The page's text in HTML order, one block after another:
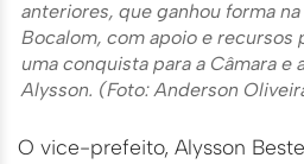
anteriores, que ganhou forma
Bocalom, com apoio e
uma conquista para a Câmara e
Alysson. (Foto: Anderson
O vice-prefeito, Alysson